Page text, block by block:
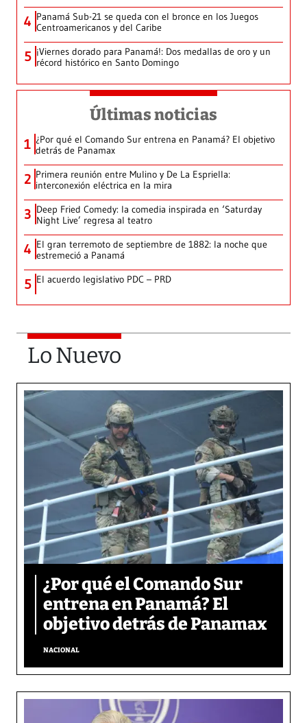
4 Panamá Sub-21 se queda con el bronce en los Juegos
Centroamericanos y del Caribe
5 ¡Viernes dorado para Panamá!: Dos medallas de oro y un
récord histórico en Santo Domingo
Últimas noticias
1 ¿Por qué el Comando Sur entrena en Panamá? El objetivo
detrás de Panamax
2 Primera reunión entre Mulino y De La Espriella:
interconexión eléctrica en la mira
3 Deep Fried Comedy: la comedia inspirada en ‘Saturday
Night Live’ regresa al teatro
4 El gran terremoto de septiembre de 1882: la noche que
estremeció a Panamá
5 El acuerdo legislativo PDC – PRD
Lo Nuevo
¿Por qué el Comando Sur
entrena en Panamá? El
objetivo detrás de Panamax
NACIONAL